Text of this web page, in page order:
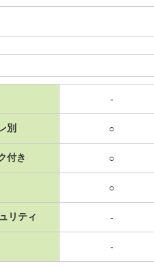
-
別 ○
付き ○
○
リティ -
-